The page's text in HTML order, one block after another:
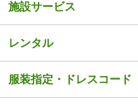
施設サービス
レンタル
服装指定・ドレスコード